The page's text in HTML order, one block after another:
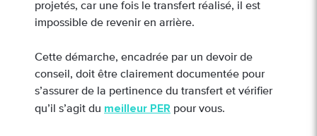
projetés, car une fois le transfert réalisé, il est
impossible de revenir en arrière.
Cette démarche, encadrée par un devoir de
conseil, doit être clairement documentée pour
s’assurer de la pertinence du transfert et vérifier
qu’il s’agit du meilleur PER pour vous.